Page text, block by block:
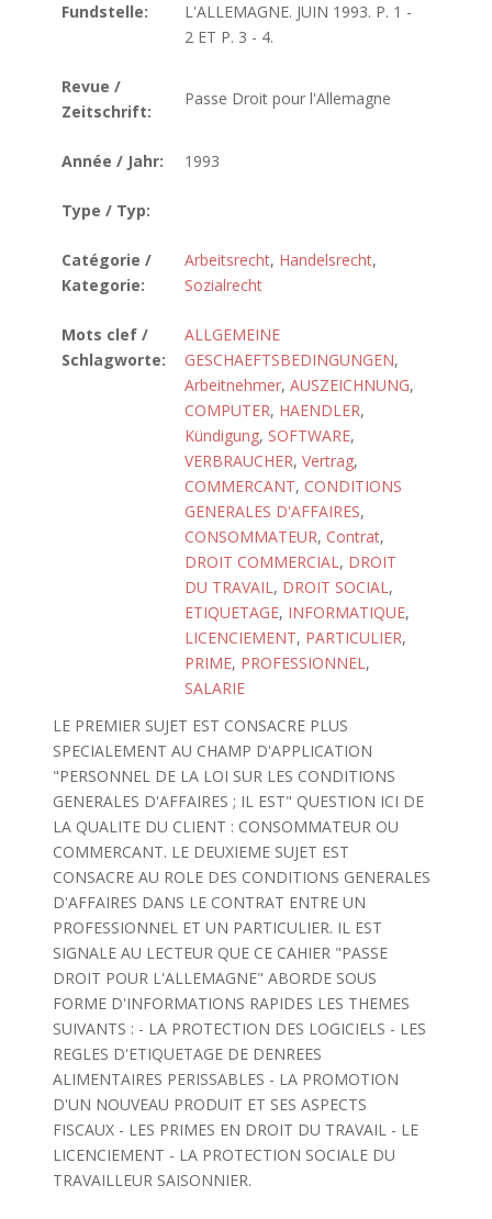
Fundstelle:
L'ALLEMAGNE. JUIN 1993. P. 1 -
2 ET P. 3 - 4.
Revue /
Zeitschrift:
Passe Droit pour l'Allemagne
Année / Jahr: 1993
Type / Typ:
Catégorie /
Kategorie:
Arbeitsrecht, Handelsrecht,
Sozialrecht
Mots clef /
Schlagworte:
ALLGEMEINE
GESCHAEFTSBEDINGUNGEN,
Arbeitnehmer, AUSZEICHNUNG,
COMPUTER, HAENDLER,
Kündigung, SOFTWARE,
VERBRAUCHER, Vertrag,
COMMERCANT, CONDITIONS
GENERALES D'AFFAIRES,
CONSOMMATEUR, Contrat,
DROIT COMMERCIAL, DROIT
DU TRAVAIL, DROIT SOCIAL,
ETIQUETAGE, INFORMATIQUE,
LICENCIEMENT, PARTICULIER,
PRIME, PROFESSIONNEL,
SALARIE
LE PREMIER SUJET EST CONSACRE PLUS
SPECIALEMENT AU CHAMP D'APPLICATION
"PERSONNEL DE LA LOI SUR LES CONDITIONS
GENERALES D'AFFAIRES ; IL EST" QUESTION ICI DE
LA QUALITE DU CLIENT : CONSOMMATEUR OU
COMMERCANT. LE DEUXIEME SUJET EST
CONSACRE AU ROLE DES CONDITIONS GENERALES
D'AFFAIRES DANS LE CONTRAT ENTRE UN
PROFESSIONNEL ET UN PARTICULIER. IL EST
SIGNALE AU LECTEUR QUE CE CAHIER "PASSE
DROIT POUR L'ALLEMAGNE" ABORDE SOUS
FORME D'INFORMATIONS RAPIDES LES THEMES
SUIVANTS : - LA PROTECTION DES LOGICIELS - LES
REGLES D'ETIQUETAGE DE DENREES
ALIMENTAIRES PERISSABLES - LA PROMOTION
D'UN NOUVEAU PRODUIT ET SES ASPECTS
FISCAUX - LES PRIMES EN DROIT DU TRAVAIL - LE
LICENCIEMENT - LA PROTECTION SOCIALE DU
TRAVAILLEUR SAISONNIER.